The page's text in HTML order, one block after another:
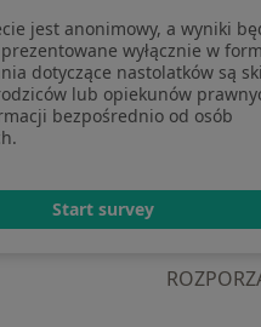
prasowe
jest anonimowy, a wyniki
wyłącznie w
dotyczące nastolatków są
lub opiekunów
bezpośrednio od osób
Start survey